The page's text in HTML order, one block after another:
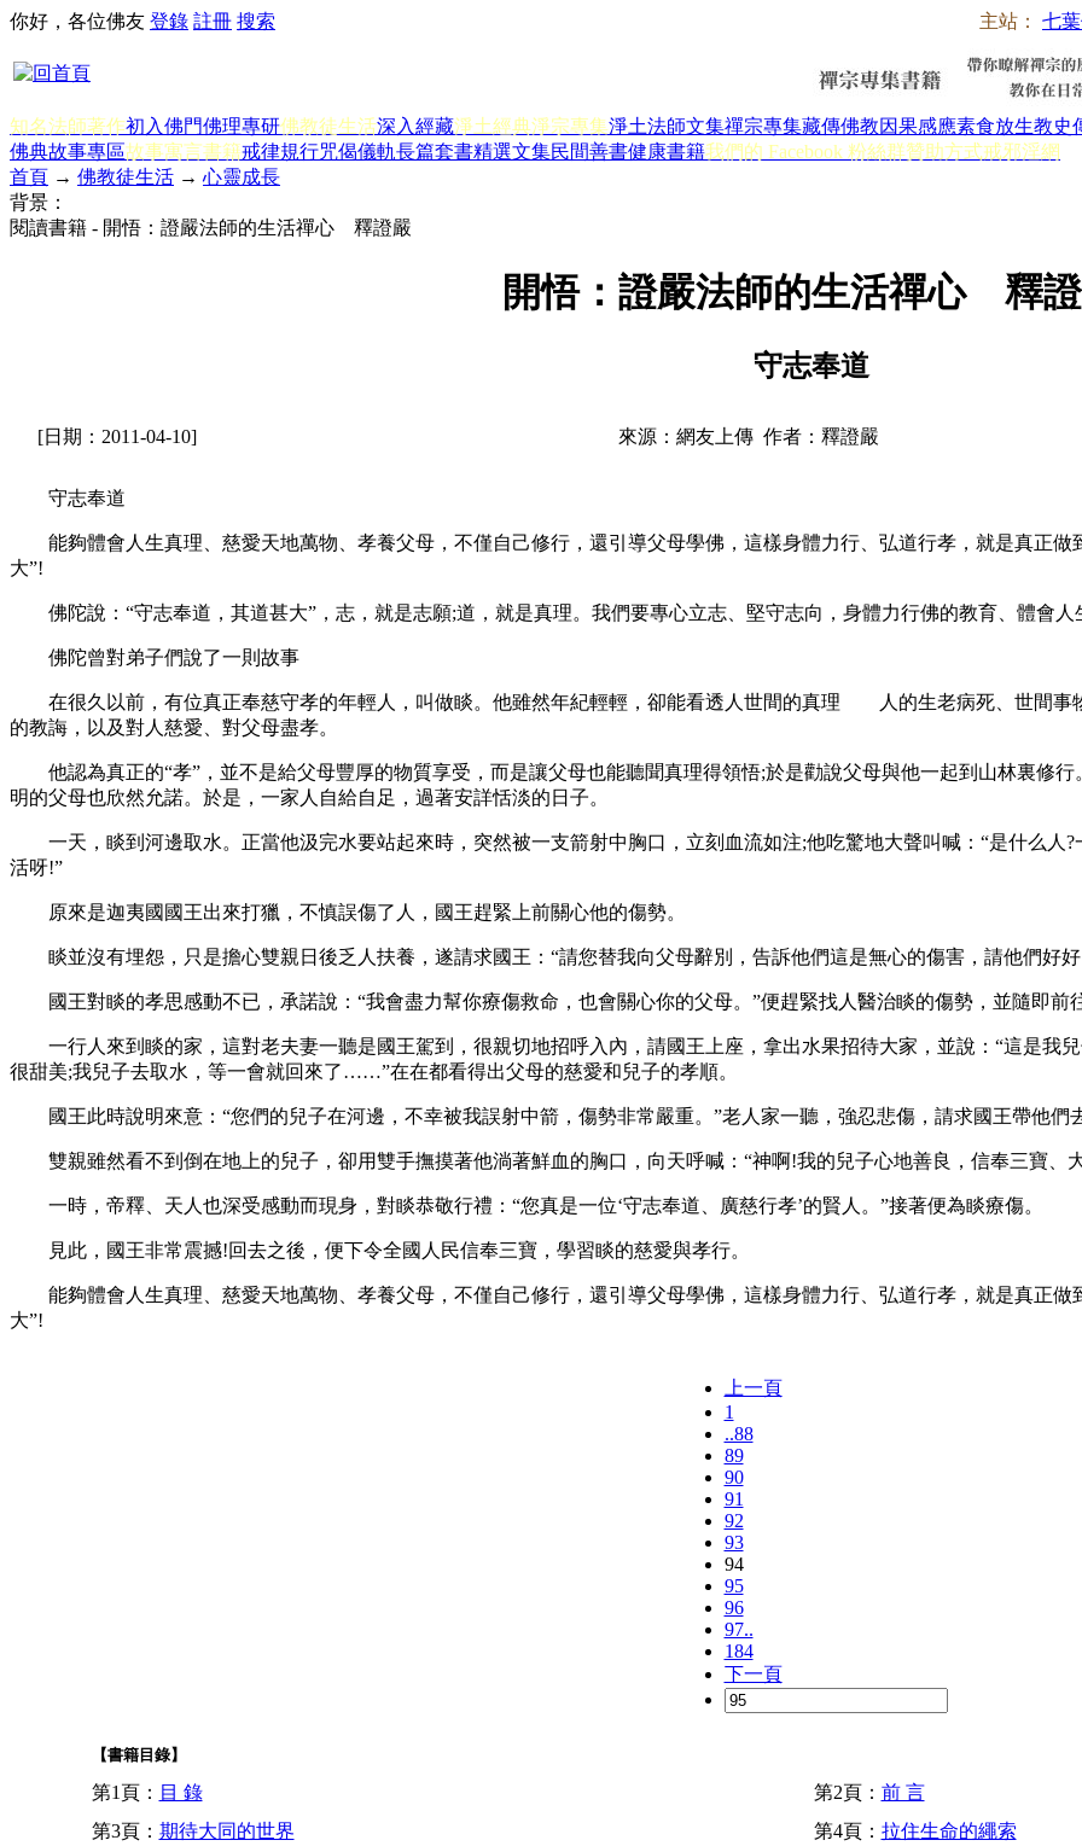
主站： 七
你好，各位佛友 登錄 註冊 搜索
知名法師著作初入佛門佛理專研佛教徒生活深入經藏淨土經典淨宗專集淨土法師文集禪宗專集藏傳佛教因果感應素食放生教史
佛典故事專區故事寓言書籍戒律規行咒偈儀軌長篇套書精選文集民間善書健康書籍我們的 Facebook 粉絲群贊助方式戒邪淫網
首頁 → 佛教徒生活 → 心靈成長
背景：
閱讀書籍 - 開悟：證嚴法師的生活禪心 釋證嚴
開悟：證嚴法師的生活禪心 釋
守志奉道
[日期：2011-04-10] 來源：網友上傳 作者：釋證嚴
守志奉道
能夠體會人生真理、慈愛天地萬物、孝養父母，不僅自己修行，還引導父母學佛，這樣身體力行、弘道行孝，就是真正做
大”!
佛陀說：“守志奉道，其道甚大”，志，就是志願;道，就是真理。我們要專心立志、堅守志向，身體力行佛的教育、體會人
佛陀曾對弟子們說了一則故事
在很久以前，有位真正奉慈守孝的年輕人，叫做睒。他雖然年紀輕輕，卻能看透人世間的真理 人的生老病死、世間事
的教誨，以及對人慈愛、對父母盡孝。
他認為真正的“孝”，並不是給父母豐厚的物質享受，而是讓父母也能聽聞真理得領悟;於是勸說父母與他一起到山林裏修
明的父母也欣然允諾。於是，一家人自給自足，過著安詳恬淡的日子。
一天，睒到河邊取水。正當他汲完水要站起來時，突然被一支箭射中胸口，立刻血流如注;他吃驚地大聲叫喊：“是什么人
活呀!”
原來是迦夷國國王出來打獵，不慎誤傷了人，國王趕緊上前關心他的傷勢。
睒並沒有埋怨，只是擔心雙親日後乏人扶養，遂請求國王：“請您替我向父母辭別，告訴他們這是無心的傷害，請他們好
國王對睒的孝思感動不已，承諾說：“我會盡力幫你療傷救命，也會關心你的父母。”便趕緊找人醫治睒的傷勢，並隨即前
一行人來到睒的家，這對老夫妻一聽是國王駕到，很親切地招呼入內，請國王上座，拿出水果招待大家，並說：“這是我
很甜美;我兒子去取水，等一會就回來了……”在在都看得出父母的慈愛和兒子的孝順。
國王此時說明來意：“您們的兒子在河邊，不幸被我誤射中箭，傷勢非常嚴重。”老人家一聽，強忍悲傷，請求國王帶他們
雙親雖然看不到倒在地上的兒子，卻用雙手撫摸著他淌著鮮血的胸口，向天呼喊：“神啊!我的兒子心地善良，信奉三寶、
一時，帝釋、天人也深受感動而現身，對睒恭敬行禮：“您真是一位‘守志奉道、廣慈行孝’的賢人。”接著便為睒療傷。
見此，國王非常震撼!回去之後，便下令全國人民信奉三寶，學習睒的慈愛與孝行。
能夠體會人生真理、慈愛天地萬物、孝養父母，不僅自己修行，還引導父母學佛，這樣身體力行、弘道行孝，就是真正做
大”!
上一頁
1
..88
89
90
91
92
93
94
95
96
97..
184
下一頁
【書籍目錄】
第1頁： 目 錄 第2頁： 前 言
第3頁： 期待大同的世界 第4頁： 拉住生命的繩索